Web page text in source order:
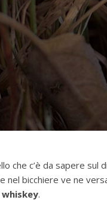
che c’è da sapere sul
nel bicchiere ve ne
whiskey.